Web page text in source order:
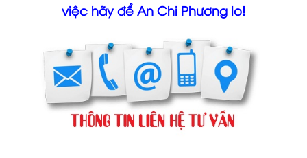
việc hãy để An Chi Phương lo!